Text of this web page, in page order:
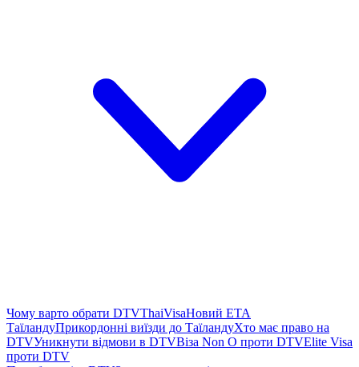
Чому варто обрати DTVThaiVisaНовий ETA
ТаїландуПрикордонні виїзди до ТаїландуХто має право на
DTVУникнути відмови в DTVВіза Non O проти DTVElite Visa
проти DTV